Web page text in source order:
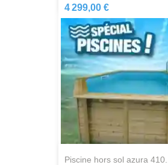
4 299,00 €
piscine hors sol azura 410...